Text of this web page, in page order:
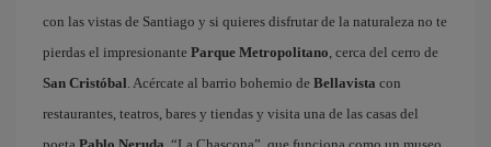
con las vistas de Santiago y si quieres disfrutar de la naturaleza no te
pierdas el impresionante Parque Metropolitano, cerca del cerro de
San Cristóbal. Acércate al barrio bohemio de Bellavista con
restaurantes, teatros, bares y tiendas y visita una de las casas del